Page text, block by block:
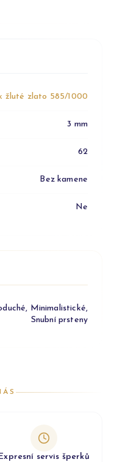
žluté zlato 585/1000
3 mm
62
Bez kamene
Ne
Minimalistické,
Snubní prsteny
servis šperků